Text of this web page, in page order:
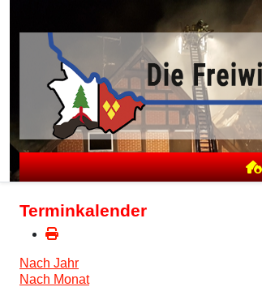
Terminkalender
Nach Jahr
Nach Monat